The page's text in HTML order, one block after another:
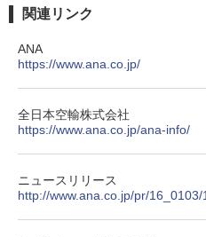
￥3,680
DEWEL パ
ラソル ガー
￥6,459
関連リンク
ANA
https://www.ana.co.jp/
全日本空輸株式会社
https://www.ana.co.jp/ana-info/
ニュースリリース
http://www.ana.co.jp/pr/